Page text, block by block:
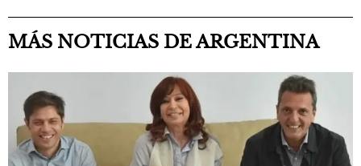
MÁS NOTICIAS DE ARGENTINA